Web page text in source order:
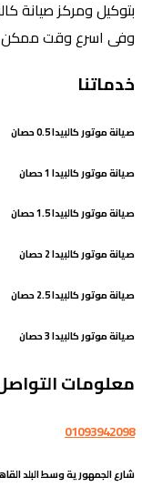
بتوكيل ومركز صيانة
وفى اسرع وقت ممكن
خدماتنا
صيانة موتور كالبيدا 0.5 حصان
صيانة موتور كالبيدا 1 حصان
صيانة موتور كالبيدا 1.5 حصان
صيانة موتور كالبيدا 2 حصان
صيانة موتور كالبيدا 2.5 حصان
صيانة موتور كالبيدا 3 حصان
معلومات
01093942098
شارع الجمهورية وسط البلد